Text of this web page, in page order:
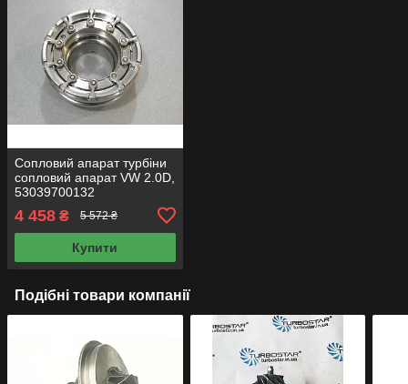
Сопловий апарат турбіни
сопловий апарат VW 2.0D,
53039700132
53039700140 геометрію
турбіни
4 458 ₴ 5 572 ₴
Купити
Подібні товари компанії